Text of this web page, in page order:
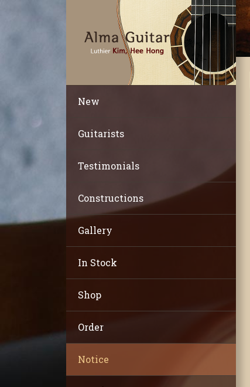
New
Guitarists
Testimonials
Constructions
Gallery
In Stock
Shop
Order
Notice